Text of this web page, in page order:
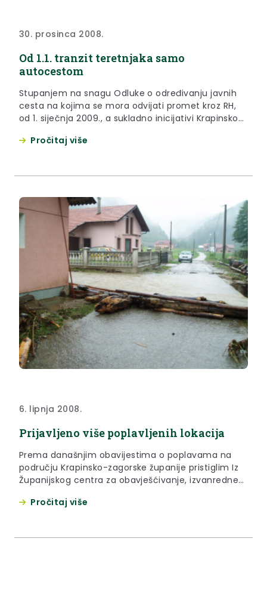
30. prosinca 2008.
Od 1.1. tranzit teretnjaka samo
autocestom
Stupanjem na snagu Odluke o određivanju javnih
cesta na kojima se mora odvijati promet kroz RH,
od 1. siječnja 2009., a sukladno inicijativi Krapinsko-
teretni promet više se neće moći odvijati
Pročitaj više
6. lipnja 2008.
Prijavljeno više poplavljenih lokacija
Prema današnjim obavijestima o poplavama na
području Krapinsko-zagorske županije pristiglim Iz
Županijskog centra za obavješćivanje, izvanredne
Sutli, Macelj i Đurmanec.
Pročitaj više